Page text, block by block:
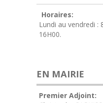
Horaires:
Lundi au vendredi :
16H00.
EN MAIRIE
Premier Adjoint: